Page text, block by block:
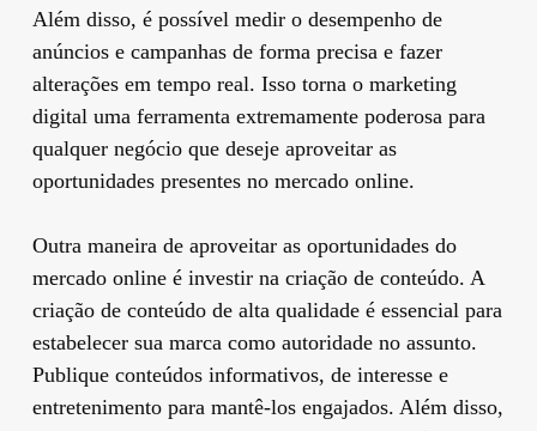
Além disso, é possível medir o desempenho de
anúncios e campanhas de forma precisa e fazer
alterações em tempo real. Isso torna o marketing
digital uma ferramenta extremamente poderosa para
qualquer negócio que deseje aproveitar as
oportunidades presentes no mercado online.
Outra maneira de aproveitar as oportunidades do
mercado online é investir na criação de conteúdo. A
criação de conteúdo de alta qualidade é essencial para
estabelecer sua marca como autoridade no assunto.
Publique conteúdos informativos, de interesse e
entretenimento para mantê-los engajados. Além disso,